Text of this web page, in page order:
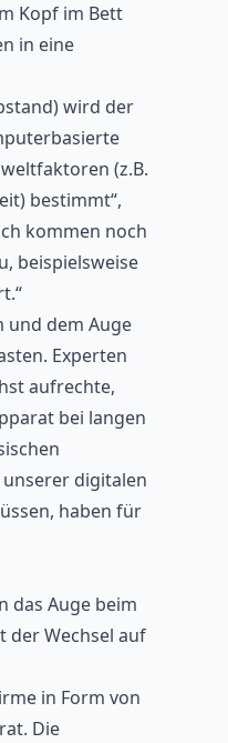
Kopf im Bett
in eine
wird der
(z.B.
bestimmt“,
kommen noch
beispielsweise
und dem Auge
Experten
aufrechte,
bei langen
digitalen
haben für
das Auge beim
der Wechsel auf
in Form von
Die